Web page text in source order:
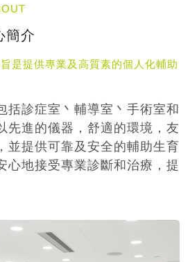
簡介
是提供專業及高質素的個人化輔助
括診症室丶輔導室丶手術室和
先進的儀器，舒適的環境，友
並提供可靠及安全的輔助生育
心地接受專業診斷和治療，提